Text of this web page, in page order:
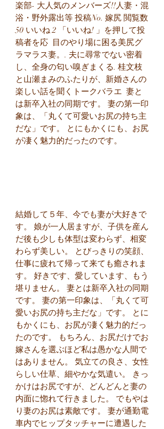
楽部- 大人気のメンバーズ!!人妻・混
浴・野外露出等 投稿No. 嫁尻 閲覧数
50 いいね 2 「いいね! 」を押して投
稿者を応  目のやり場に困る美尻グ
ラマラス妻。. 夫に尋常でない密着
し、全身の匂い嗅ぎまくる. 桂文枝
と山瀬まみのふたりが、新婚さんの
楽しい話を聞くトークバラエ  妻と
は新卒入社の同期です。 妻の第一印
象は、「丸くて可愛いお尻の持ち主
だな」です。 とにもかくにも、お尻
が凄く魅力的だったのです。
結婚して５年、今でも妻が大好きで
す。 娘が一人居ますが、子供を産ん
だ後も少しも体型は変わらず、相変
わらず美しい。 とびっきりの笑顔、
仕事に疲れて帰って来ても癒されま
す。 好きです、愛しています、もう
堪りません。 妻とは新卒入社の同期
です。 妻の第一印象は、「丸くて可
愛いお尻の持ち主だな」です。 とに
もかくにも、お尻が凄く魅力的だっ
たのです。 もちろん、お尻だけでお
嫁さんを選ぶほど私は愚かな人間で
はありません。 気立ての良さ、女性
らしい仕草、細やかな気遣い。 きっ
かけはお尻ですが、どんどんと妻の
内面に惚れて行きました。 でもやは
り妻のお尻は素敵です。 妻が通勤電
車内でヒップタッチャーに遭遇した